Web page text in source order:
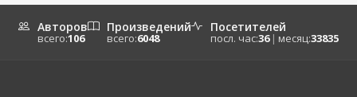
Авторов
всего:106
Произведений
всего:6048
Посетителей
посл. час:36 | месяц:33835